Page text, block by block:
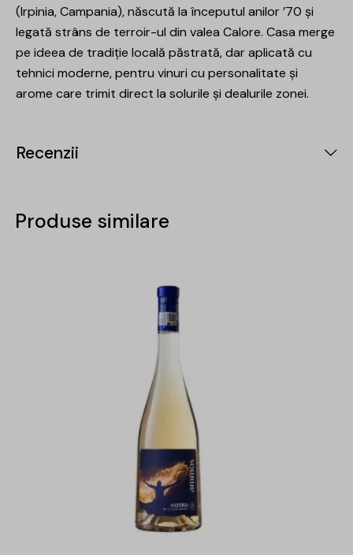
(Irpinia, Campania), născută la începutul anilor ’70 și
legată strâns de terroir-ul din valea Calore. Casa merge
pe ideea de tradiție locală păstrată, dar aplicată cu
tehnici moderne, pentru vinuri cu personalitate și
arome care trimit direct la solurile și dealurile zonei.
Recenzii
Produse similare